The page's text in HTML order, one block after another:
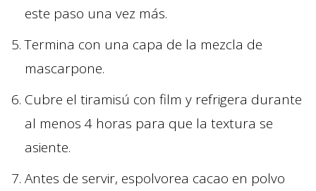
este paso una vez más.
Termina con una capa de la mezcla de
mascarpone.
Cubre el tiramisú con film y refrigera durante
al menos 4 horas para que la textura se
asiente.
Antes de servir, espolvorea cacao en polvo